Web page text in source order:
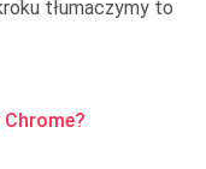
tłumaczymy to